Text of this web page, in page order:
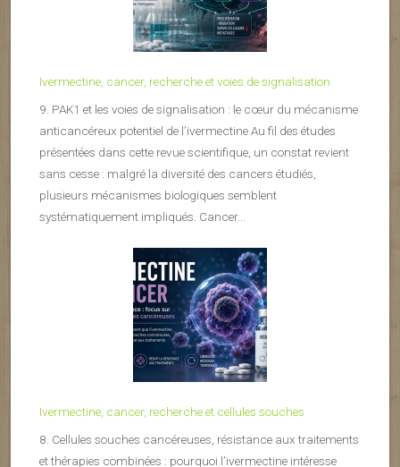
Ivermectine, cancer, recherche et voies de signalisation
9. PAK1 et les voies de signalisation : le cœur du mécanisme
anticancéreux potentiel de l’ivermectine Au fil des études
présentées dans cette revue scientifique, un constat revient
sans cesse : malgré la diversité des cancers étudiés,
plusieurs mécanismes biologiques semblent
systématiquement impliqués. Cancer...
Ivermectine, cancer, recherche et cellules souches
8. Cellules souches cancéreuses, résistance aux traitements
et thérapies combinées : pourquoi l’ivermectine intéresse